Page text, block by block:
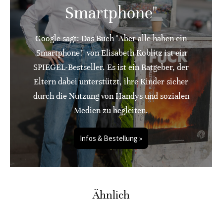
Smartphone"
Google sagt: Das Buch "Aber alle haben ein
Smartphone!" von Elisabeth Koblitz ist ein
SPIEGEL-Bestseller. Es ist ein Ratgeber, der
Eltern dabei unterstützt, ihre Kinder sicher
durch die Nutzung von Handys und sozialen
Medien zu begleiten.
Infos & Bestellung »
Ähnlich